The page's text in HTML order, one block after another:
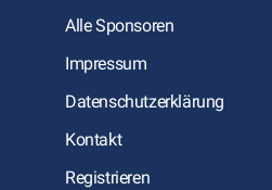
Alle Sponsoren
Impressum
Datenschutzerklärung
Kontakt
Registrieren